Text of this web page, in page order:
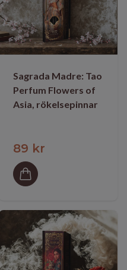
Sagrada Madre: Tao
Perfum Flowers of
Asia, rökelsepinnar
89 kr